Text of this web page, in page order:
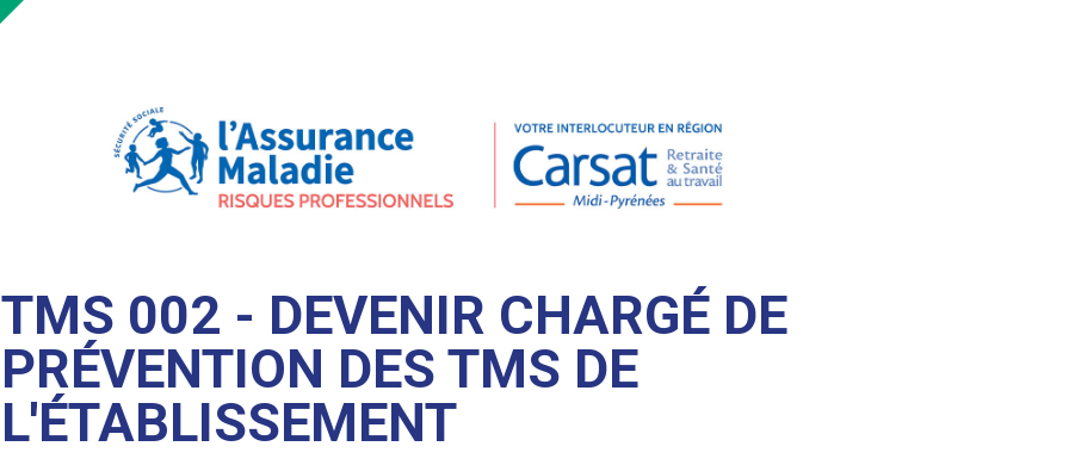
TMS 002 - DEVENIR CHARGÉ DE
PRÉVENTION DES TMS DE
L'ÉTABLISSEMENT